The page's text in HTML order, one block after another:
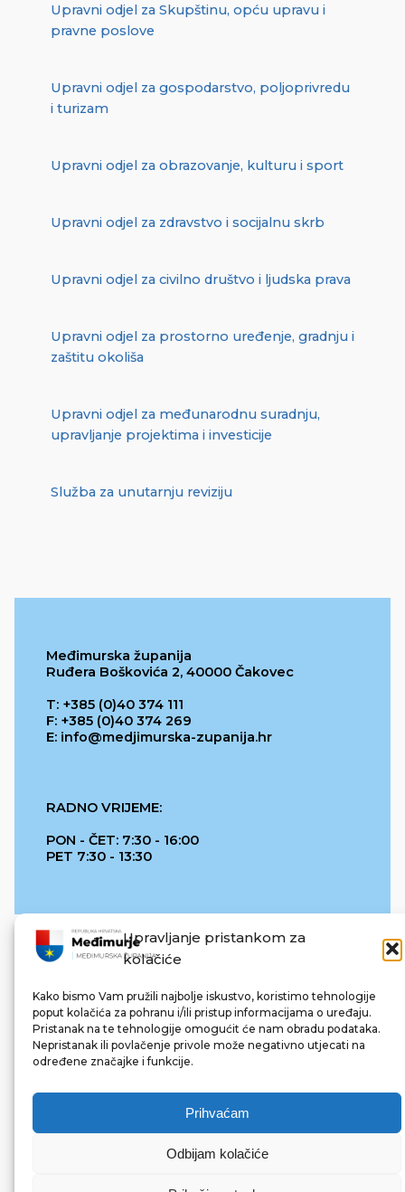
Upravljanje pristankom za
kolačiće
Kako bismo Vam pružili najbolje iskustvo, koristimo tehnologije
poput kolačića za pohranu i/ili pristup informacijama o uređaju.
Pristanak na te tehnologije omogućit će nam obradu podataka.
Nepristanak ili povlačenje privole može negativno utjecati na
određene značajke i funkcije.
Prihvaćam
Odbijam kolačiće
Upravni odjel za Skupštinu, opću upravu i
pravne poslove
Upravni odjel za gospodarstvo, poljoprivredu
i turizam
Upravni odjel za obrazovanje, kulturu i sport
Upravni odjel za zdravstvo i socijalnu skrb
Upravni odjel za civilno društvo i ljudska prava
Upravni odjel za prostorno uređenje, gradnju i
zaštitu okoliša
Upravni odjel za međunarodnu suradnju,
upravljanje projektima i investicije
Služba za unutarnju reviziju
Međimurska županija
Ruđera Boškovića 2, 40000 Čakovec
T: +385 (0)40 374 111
F: +385 (0)40 374 269
E: info@medjimurska-zupanija.hr
RADNO VRIJEME:
PON - ČET: 7:30 - 16:00
PET 7:30 - 13:30
REPUBLIKA HRVATSKA
© 2022 Međimurska županija. Sva prava pridržana.